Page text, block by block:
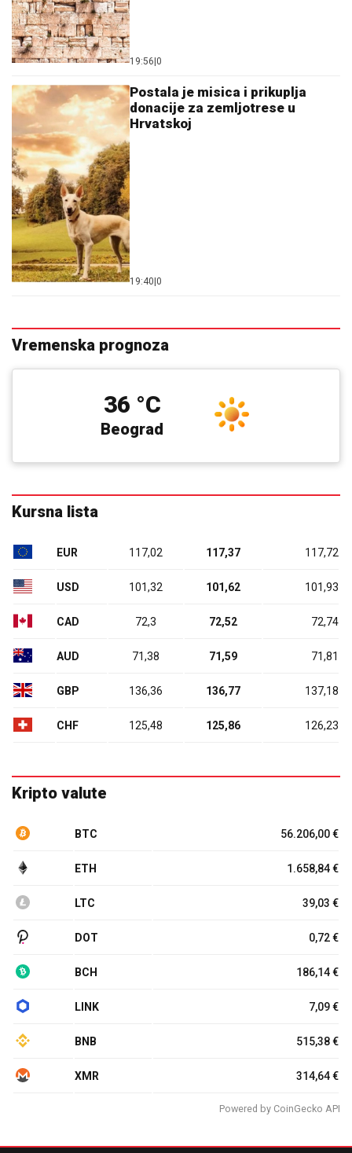
19:56 0
Postala je misica i prikuplja
donacije za zemljotrese u
Hrvatskoj
19:40 0
Vremenska prognoza
Beograd
36 °C
Kursna lista
EUR 117,02 117,37 117,72
USD 101,32 101,62 101,93
CAD 72,3 72,52 72,74
AUD 71,38 71,59 71,81
GBP 136,36 136,77 137,18
CHF 125,48 125,86 126,23
Kripto valute
BTC 56.206,00 €
ETH 1.658,84 €
LTC 39,03 €
DOT 0,72 €
BCH 186,14 €
LINK 7,09 €
BNB 515,38 €
XMR 314,64 €
Powered by CoinGecko API